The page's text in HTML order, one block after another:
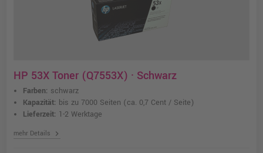
HP 53X Toner (Q7553X) · Schwarz
Farben: schwarz
Kapazität: bis zu 7000 Seiten (ca. 0,7 Cent / Seite)
Lieferzeit: 1-2 Werktage
mehr Details chevron_right